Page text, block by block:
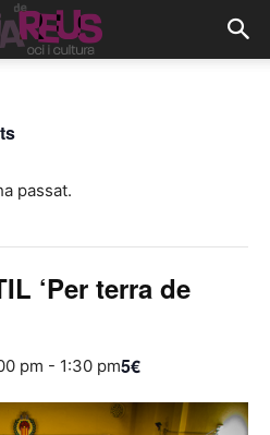
passat.
‘Per terra de
pm - 1:30 pm5€